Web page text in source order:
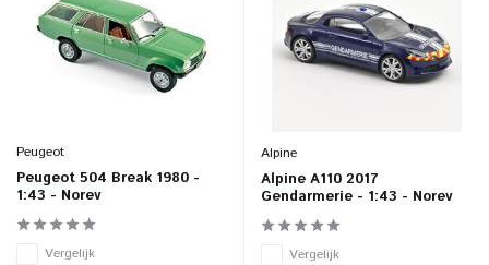
Peugeot
Peugeot 504 Break 1980 -
1:43 - Norev
Vergelijk
Alpine
Alpine A110 2017
Gendarmerie - 1:43 - Norev
Vergelijk